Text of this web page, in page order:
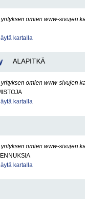
omien www-sivujen
kartalla
ALAPITKÄ
omien www-sivujen
kartalla
omien www-sivujen
kartalla